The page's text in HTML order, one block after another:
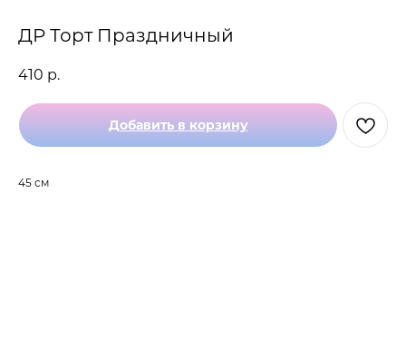
ДР Торт Праздничный
410 р.
Добавить в корзину
45 см